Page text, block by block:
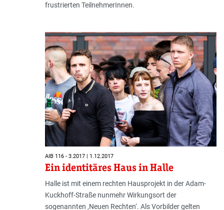
frustrierten TeilnehmerInnen.
AIB 116 - 3.2017 | 1.12.2017
Ein identitäres Haus in Halle
Halle ist mit einem rechten Hausprojekt in der Adam-
Kuckhoff-Straße nunmehr Wirkungsort der
sogenannten ‚Neuen Rechten‘. Als Vorbilder gelten